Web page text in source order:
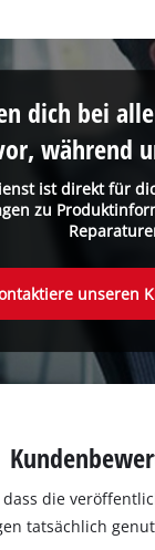
ist direkt für
zu
dich bei
während
unseren
die
tatsächlich